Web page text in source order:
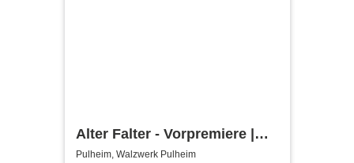
Alter Falter - Vorpremiere |
Hennes Bender Live!
Pulheim, Walzwerk Pulheim